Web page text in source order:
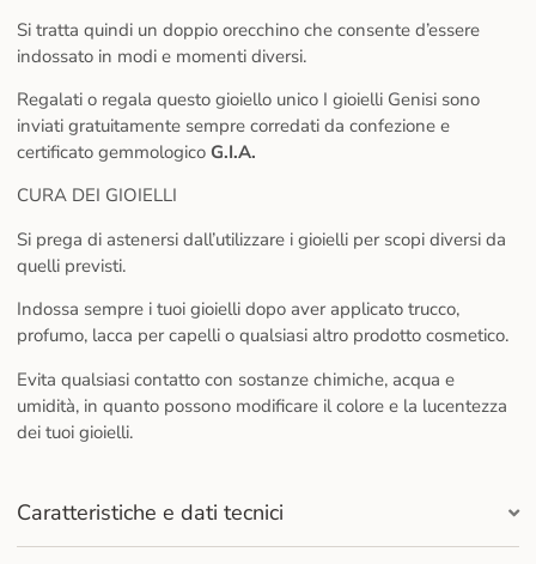
Si tratta quindi un doppio orecchino che consente d’essere
indossato in modi e momenti diversi.
Regalati o regala questo gioiello unico I gioielli Genisi sono
inviati gratuitamente sempre corredati da confezione e
certificato gemmologico G.I.A.
CURA DEI GIOIELLI
Si prega di astenersi dall’utilizzare i gioielli per scopi diversi da
quelli previsti.
Indossa sempre i tuoi gioielli dopo aver applicato trucco,
profumo, lacca per capelli o qualsiasi altro prodotto cosmetico.
Evita qualsiasi contatto con sostanze chimiche, acqua e
umidità, in quanto possono modificare il colore e la lucentezza
dei tuoi gioielli.
Caratteristiche e dati tecnici